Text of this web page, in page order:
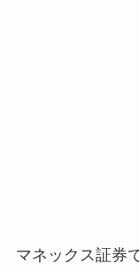
マネックス証券